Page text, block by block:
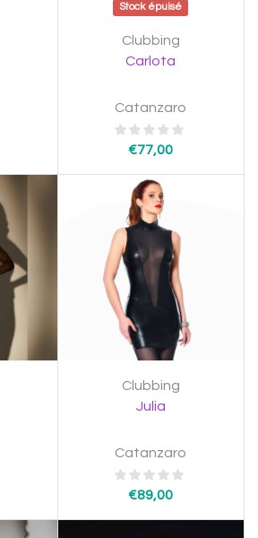
Stock épuisé
Clubbing
Carlota
Catanzaro
€77,00
Clubbing
Julia
Catanzaro
€89,00